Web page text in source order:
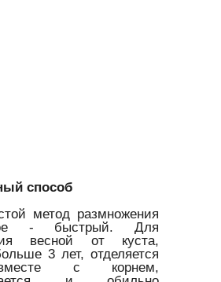
способ
метод размножения
- быстрый. Для
весной от куста,
3 лет, отделяется
с корнем,